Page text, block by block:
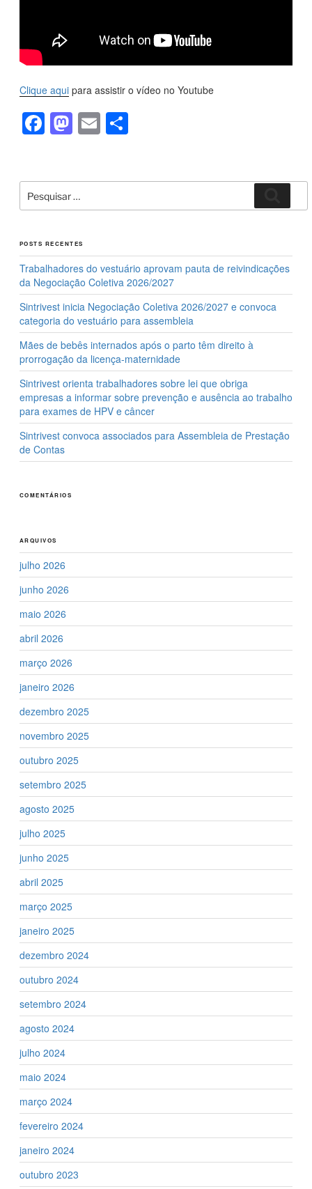
Clique aqui para assistir o vídeo no Youtube
F
a
e
b
o
o
k
M
a
o
d
o
n
E
m
e
Pesquisar
por:
POSTS RECENTES
Trabalhadores do vestuário aprovam pauta de reivindicações
da Negociação Coletiva 2026/2027
Sintrivest inicia Negociação Coletiva 2026/2027 e convoca
categoria do vestuário para assembleia
Mães de bebês internados após o parto têm direito à
prorrogação da licença-maternidade
Sintrivest orienta trabalhadores sobre lei que obriga
empresas a informar sobre prevenção e ausência ao trabalho
para exames de HPV e câncer
Sintrivest convoca associados para Assembleia de Prestação
de Contas
COMENTÁRIOS
ARQUIVOS
julho 2026
junho 2026
maio 2026
abril 2026
março 2026
janeiro 2026
dezembro 2025
novembro 2025
outubro 2025
setembro 2025
agosto 2025
julho 2025
junho 2025
abril 2025
março 2025
janeiro 2025
dezembro 2024
outubro 2024
setembro 2024
agosto 2024
julho 2024
maio 2024
março 2024
fevereiro 2024
janeiro 2024
outubro 2023